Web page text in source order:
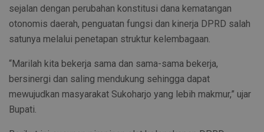
sejalan dengan perubahan konstitusi dana kematangan
otonomis daerah, penguatan fungsi dan kinerja DPRD salah
satunya melalui penetapan struktur kelembagaan.
“Marilah kita bekerja sama dan sama-sama bekerja,
bersinergi dan saling mendukung sehingga dapat
mewujudkan masyarakat Sukoharjo yang lebih makmur,” ujar
Bupati.